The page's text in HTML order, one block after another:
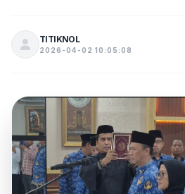
TITIKNOL
2026-04-02 10:05:08